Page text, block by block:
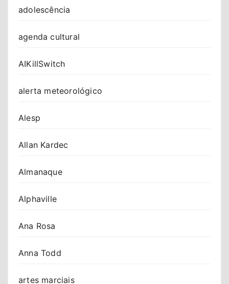
adolescência
agenda cultural
AIKillSwitch
alerta meteorológico
Alesp
Allan Kardec
Almanaque
Alphaville
Ana Rosa
Anna Todd
artes marciais